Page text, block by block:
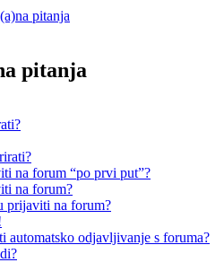
pitanja
pitanja
na forum “po prvi put”?
na forum?
prijaviti na forum?
automatsko odjavljivanje s foruma?